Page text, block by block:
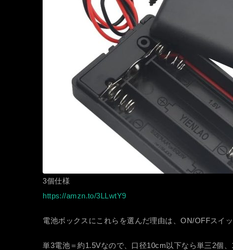
3個仕様
https://amzn.to/3LLwtY9
電池ボックスにこれらを選んだ理由は、ON/OFFスイ
単3電池＝約1.5Vなので、口径10cm以下なら単三2個